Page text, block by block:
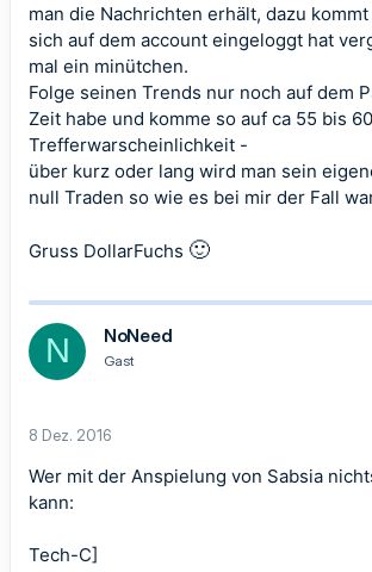
man die Nachrichten erhält, dazu
sich auf dem account eingeloggt hat
mal ein minütchen.
Folge seinen Trends nur noch auf dem
Zeit habe und komme so auf ca 55 bis
Trefferwarscheinlichkeit -
über kurz oder lang wird man sein
null Traden so wie es bei mir der Fall
Gruss DollarFuchs 🙂
N NoNeed
Gast
8 Dez. 2016
Wer mit der Anspielung von Sabsia
kann:
Tech-C]